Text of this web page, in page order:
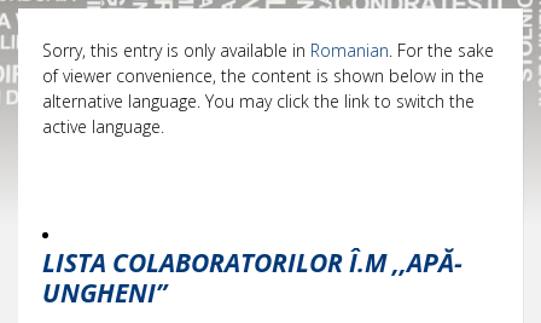
Sorry, this entry is only available in Romanian. For the sake
of viewer convenience, the content is shown below in the
alternative language. You may click the link to switch the
active language.
LISTA COLABORATORILOR Î.M ,,APĂ-
UNGHENI”